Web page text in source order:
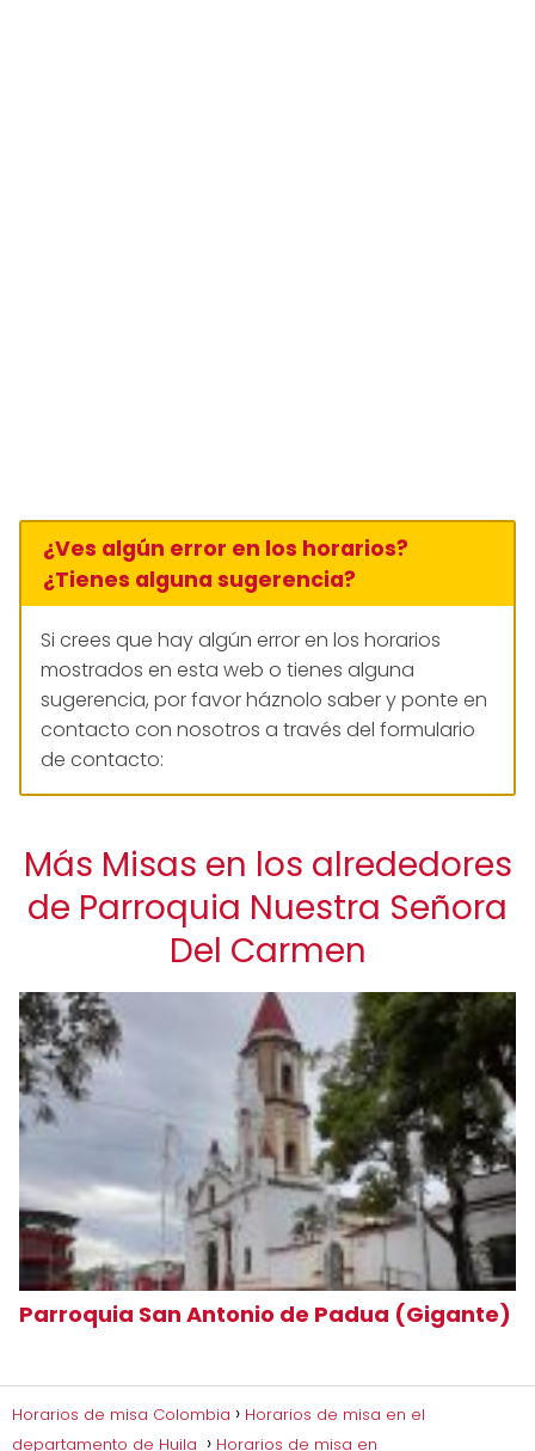
¿Ves algún error en los horarios?
¿Tienes alguna sugerencia?
Si crees que hay algún error en los horarios
mostrados en esta web o tienes alguna
sugerencia, por favor háznolo saber y ponte en
contacto con nosotros a través del formulario
de contacto:
Más Misas en los alrededores
de Parroquia Nuestra Señora
Del Carmen
Parroquia San Antonio de Padua (Gigante)
Horarios de misa Colombia
Horarios de misa en el
departamento de Huila
Horarios de misa en